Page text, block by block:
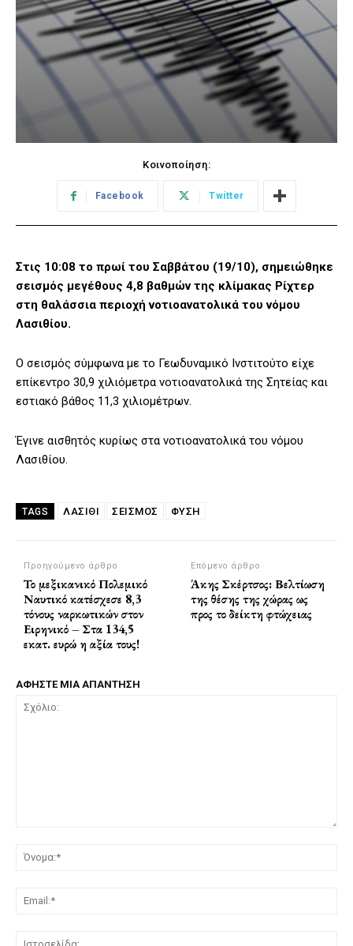
Κοινοποίηση:
Facebook Twitter
Στις 10:08 το πρωί του Σαββάτου (19/10), σημειώθηκε
σεισμός μεγέθους 4,8 βαθμών της κλίμακας Ρίχτερ
στη θαλάσσια περιοχή νοτιοανατολικά του νόμου
Λασιθίου.
Ο σεισμός σύμφωνα με το Γεωδυναμικό Ινστιτούτο είχε
επίκεντρο 30,9 χιλιόμετρα νοτιοανατολικά της Σητείας και
εστιακό βάθος 11,3 χιλιομέτρων.
Έγινε αισθητός κυρίως στα νοτιοανατολικά του νόμου
Λασιθίου.
TAGS ΛΑΣΙΘΙ ΣΕΙΣΜΟΣ ΦΥΣΗ
Προηγούμενο άρθρο
Το μεξικανικό Πολεμικό
Ναυτικό κατέσχεσε 8,3
τόνους ναρκωτικών στον
Ειρηνικό – Στα 134,5
εκατ. ευρώ η αξία τους!
Επόμενο άρθρο
Άκης Σκέρτσος: Βελτίωση
της θέσης της χώρας ως
προς το δείκτη φτώχειας
ΑΦΗΣΤΕ ΜΙΑ ΑΠΑΝΤΗΣΗ